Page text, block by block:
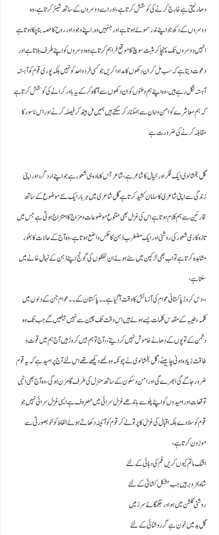
دھار لیتی ہے خارج کرنے کی کوشش کرتا ہے، اور اسے دوسروں کے ساتھ شیئرکرتا ہے ، وہ
دوسروں کے دکھ جو اپنے ندرسموئے ہوتا ہے اور جنہیں وہ .اپنے وجود اور روح کا حصہ بنا چکا ہوتا ہے
انہیں دوسروں تک پہنچا کر مثبت سوچ کا موقع فراہم کرتا ہے وہ دوسروں کو اپنے طرف بلاتا ہے اور
دعوت دیتا ہے کہ سب مل کر ان دکھوں کا مداوا کریں جو کسی فرد واحد کو نہیں بلکہ پوری قوم کو آہستہ
آہستہ نگل رہے ہیں ، وہ اپنے ہم وطنوں کو ان دکھوں سے آگاہ کر کے یہ باور کرانے کی کو شش کرتا ہے
کہ ہم معاشرے کو امن و امان سے ہمکنار کر سکتے ہیں ہمیں مل بیٹھ کر فیصلہ کرنے اور اس ناسور کا
مقابلہ کرنے کی ضرورت ہے
گل بخشالوی ایک فکر اور خیال کا شاعر ہے، شاعر جس کا مادہ ہی شعور ہے جو اپنےارد گرد اوراپنی
زندگی سے اپنی شاعری کا سامان کشید کرتا ہے گل شاعری میں ہر بار ایک نئے مو ضوع کے ساتھ
قارئین سے ہم کلام ہوتا ہے اس کی غزل بھی متنوع موضوعات ومزاج کا امتزاج ہوتی ہے جس میں
تازہ کاری شعور کی روشنی اور ایک مضطرب ذہن کا عکس واضع ہوتا ہے، وہ آج کے حالات کا بغور
مشاہدہ کرتا ہے تو اب بھی لڑکپن میں سنے ہوئے ان لفظوں کی گونج اپنے ذہن کے نہال خانے میں
سنتا ہے،
،، دس کروڑ پاکستانی عوام کی آزمائش کا وقت آگیا ہے ۔۔ پاکستان کے۔۔ عوام جن کے دلوں میں
کلمہء طیبہ کے مقدس کلمات بسے ہوئے ہیں اس وقت تک چین سے نہیں بیٹھیں گے جب تک وہ
دشمن کے توپوں کے دھانے خاموش نہیں کر دیتے ،، آج تو ہم بیس کروڑ ہیں آج ہم میں قوت و
طاقت زیادہ ہونی چاہیئے ، گل بخشالوی نے چونکہ وہ لمحے دیکھے تھے اس لئے آج پر امید ہے کہ یہ قوم
ضرور جاگے گی ابھرے گی اور امن و سکون کے ساتھ منزل کی طرف گامزن ہوگی، وہ آج بھی انہی
توقعات اور امیدوں کواپنے پلو سے باندھے غزل سرائی میں مصروف ہے ایسی غزل سرائی نہیں جو
قوم کو سلا دے بلکہ اقبال کی غزل کا پرتو لے کرقوم کو آئینہ دکھاتے ہوئے الفاط کو خوبصورتی سے
موزون کرتا ہے ،
اشک ماتم کیوں کریں غم کی دہائی کے لئے
شاہ بحر وبر ہیں جب مشکل کشائی کے لئے
روشنی گلشن میں ہو اور جگمگائے سرزمیں
گل بد میں خون ہے گر روشنائی کے لئے